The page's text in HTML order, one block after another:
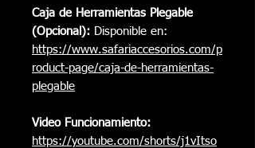
Caja de Herramientas Plegable
(Opcional): Disponible en:
https://www.safariaccesorios.com/p
roduct-page/caja-de-herramientas-
plegable
Video Funcionamiento:
https://youtube.com/shorts/j1vItso